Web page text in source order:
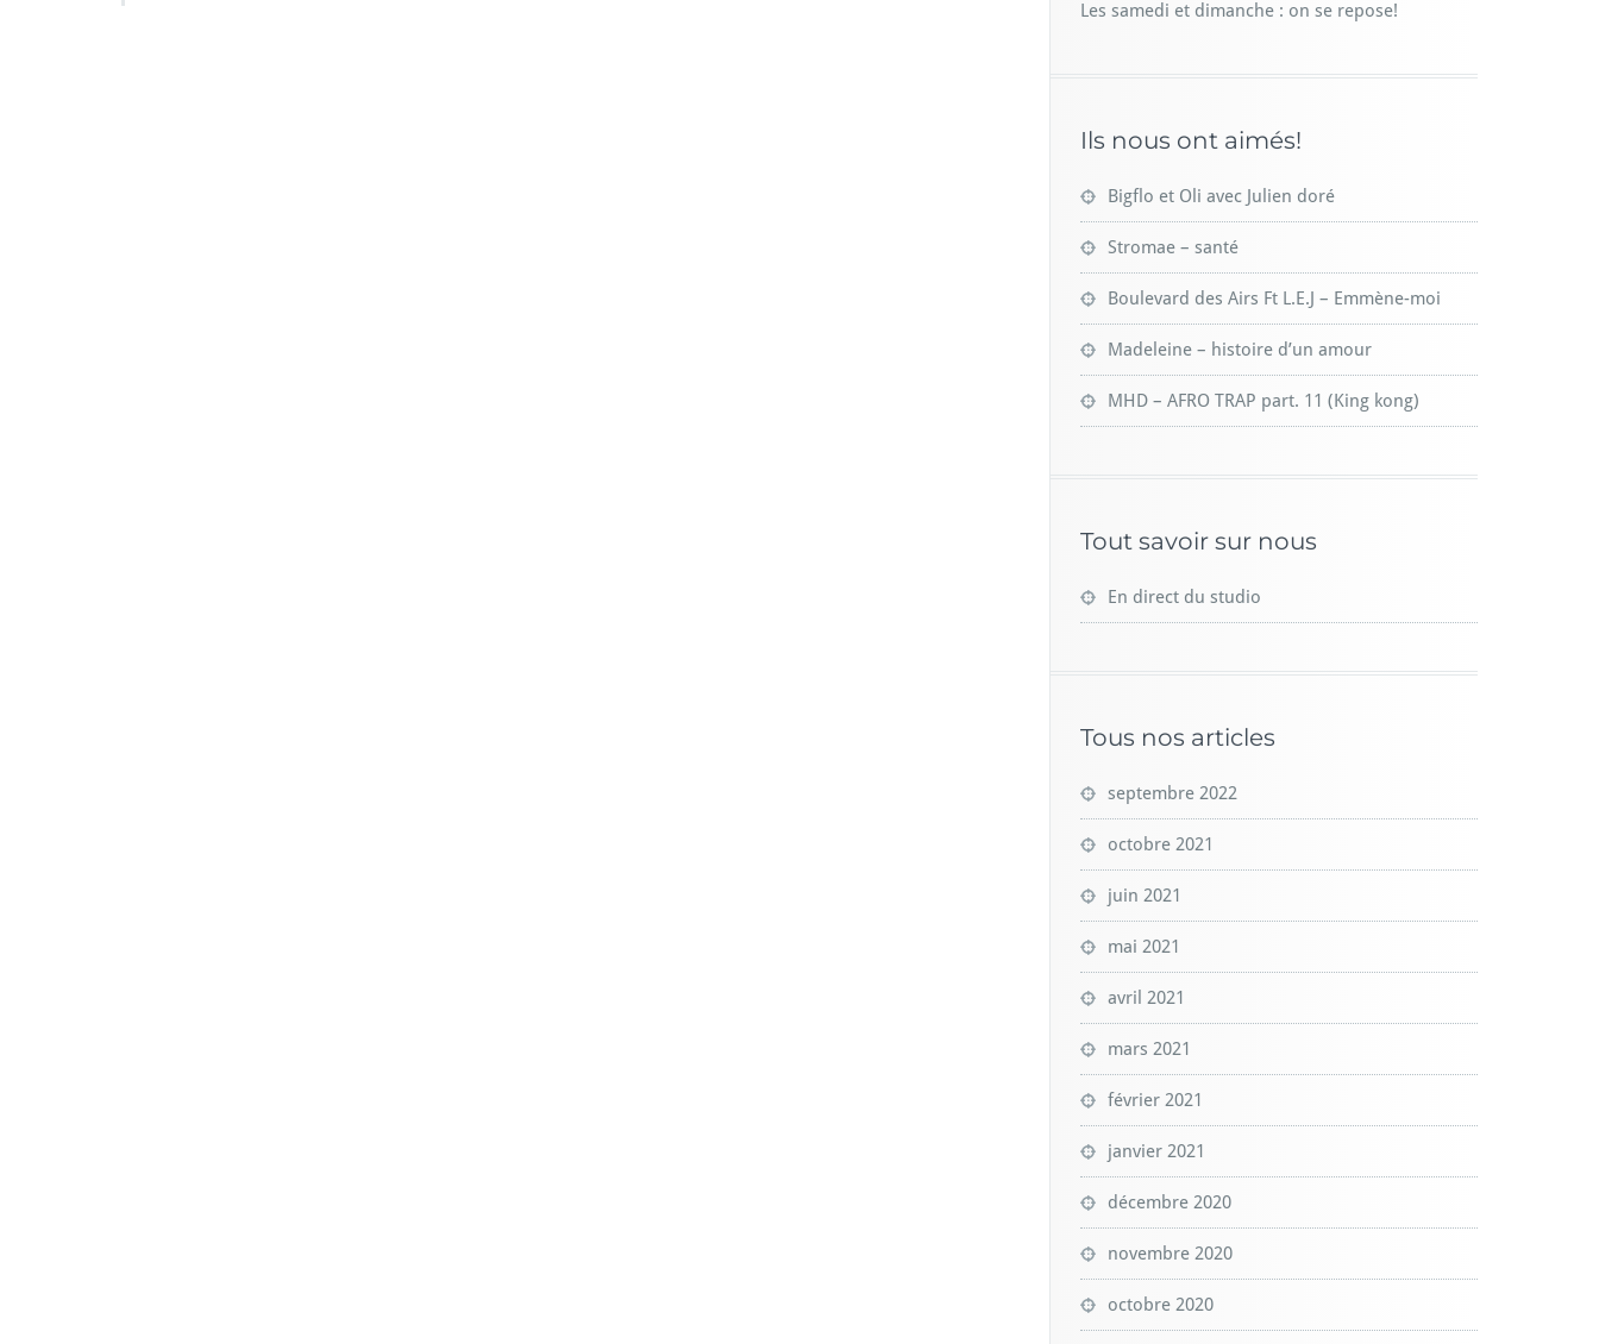
Les samedi et dimanche : on se repose!
Ils nous ont aimés!
Bigflo et Oli avec Julien doré
Stromae – santé
Boulevard des Airs Ft L.E.J – Emmène-moi
Madeleine – histoire d’un amour
MHD – AFRO TRAP part. 11 (King kong)
Tout savoir sur nous
En direct du studio
Tous nos articles
septembre 2022
octobre 2021
juin 2021
mai 2021
avril 2021
mars 2021
février 2021
janvier 2021
décembre 2020
novembre 2020
octobre 2020